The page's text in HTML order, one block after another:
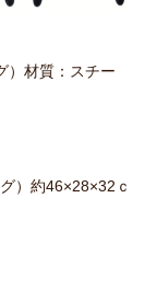
）材質：スチー
）約46×28×32ｃ